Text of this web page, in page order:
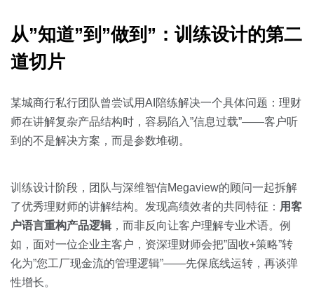
从”知道”到”做到”：训练设计的第二
道切片
某城商行私行团队曾尝试用AI陪练解决一个具体问题：理财
师在讲解复杂产品结构时，容易陷入”信息过载”——客户听
到的不是解决方案，而是参数堆砌。
训练设计阶段，团队与深维智信Megaview的顾问一起拆解
了优秀理财师的讲解结构。发现高绩效者的共同特征： 用客
户语言重构产品逻辑，而非反向让客户理解专业术语。例
如，面对一位企业主客户，资深理财师会把”固收+策略”转
化为”您工厂现金流的管理逻辑”——先保底线运转，再谈弹
性增长。